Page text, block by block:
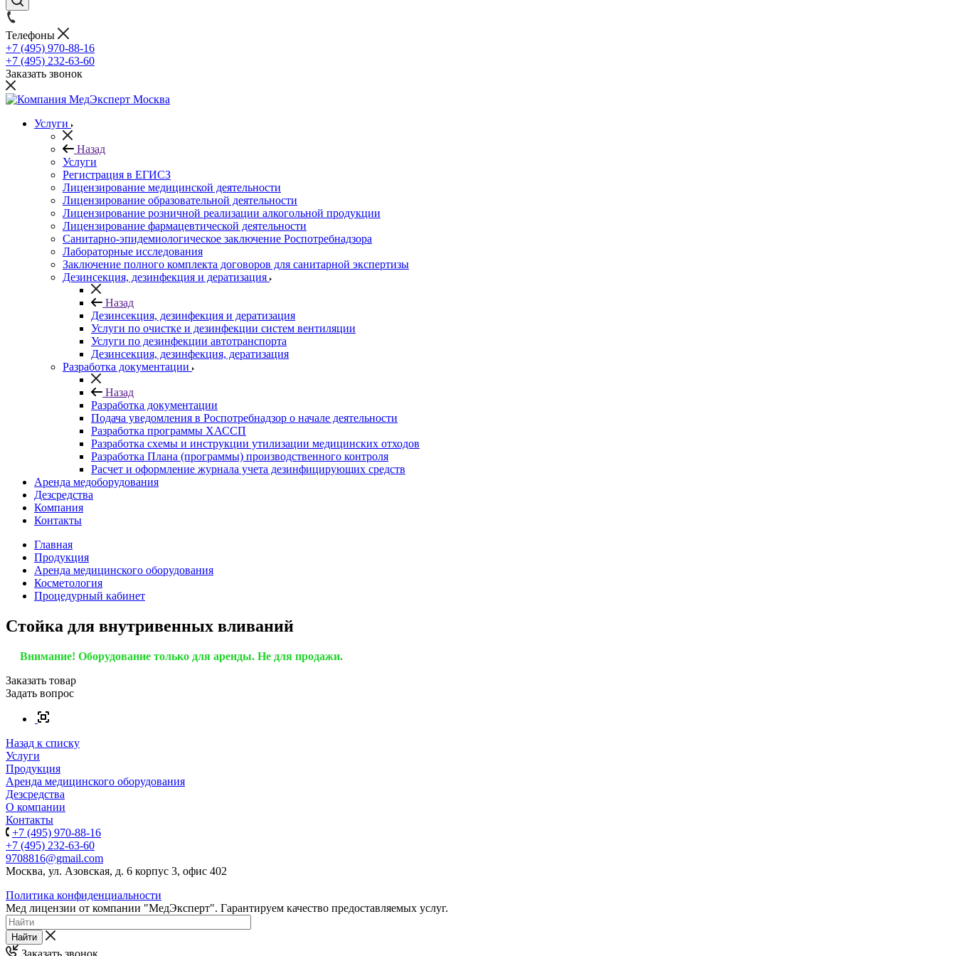
Телефоны
+7 (495) 970-88-16
+7 (495) 232-63-60
Заказать звонок
Услуги
Назад
Услуги
Регистрация в ЕГИСЗ
Лицензирование медицинской деятельности
Лицензирование образовательной деятельности
Лицензирование розничной реализации алкогольной продукции
Лицензирование фармацевтической деятельности
Санитарно-эпидемиологическое заключение Роспотребнадзора
Лабораторные исследования
Заключение полного комплекта договоров для санитарной экспертизы
Дезинсекция, дезинфекция и дератизация
Назад
Дезинсекция, дезинфекция и дератизация
Услуги по очистке и дезинфекции систем вентиляции
Услуги по дезинфекции автотранспорта
Дезинсекция, дезинфекция, дератизация
Разработка документации
Назад
Разработка документации
Подача уведомления в Роспотребнадзор о начале деятельности
Разработка программы ХАССП
Разработка схемы и инструкции утилизации медицинских отходов
Разработка Плана (программы) производственного контроля
Расчет и оформление журнала учета дезинфицирующих средств
Аренда медоборудования
Дезсредства
Компания
Контакты
Главная
Продукция
Аренда медицинского оборудования
Косметология
Процедурный кабинет
Стойка для внутривенных вливаний
Внимание! Оборудование только для аренды. Не для продажи.
Заказать товар
Задать вопрос
Назад к списку
Услуги
Продукция
Аренда медицинского оборудования
Дезсредства
О компании
Контакты
+7 (495) 970-88-16
+7 (495) 232-63-60
9708816@gmail.com
Москва, ул. Азовская, д. 6 корпус 3, офис 402
Политика конфиденциальности
Мед лицензии от компании "МедЭксперт". Гарантируем качество предоставляемых услуг.
Найти
Заказать звонок